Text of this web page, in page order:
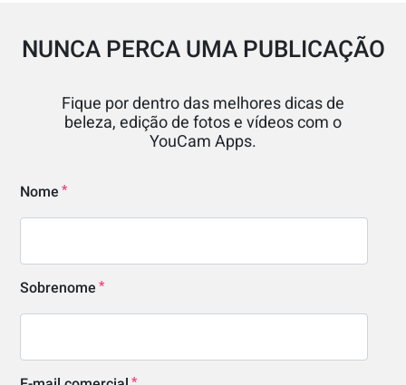
NUNCA PERCA UMA PUBLICAÇÃO
Fique por dentro das melhores dicas de
beleza, edição de fotos e vídeos com o
YouCam Apps.
Nome
Sobrenome